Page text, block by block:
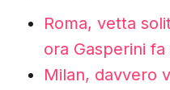
Roma, vetta
ora Gasperini
Milan, davvero